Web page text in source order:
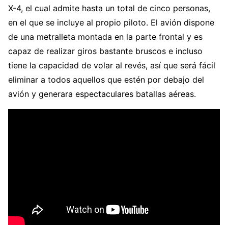
X-4, el cual admite hasta un total de cinco personas,
en el que se incluye al propio piloto. El avión dispone
de una metralleta montada en la parte frontal y es
capaz de realizar giros bastante bruscos e incluso
tiene la capacidad de volar al revés, así que será fácil
eliminar a todos aquellos que estén por debajo del
avión y generara espectaculares batallas aéreas.